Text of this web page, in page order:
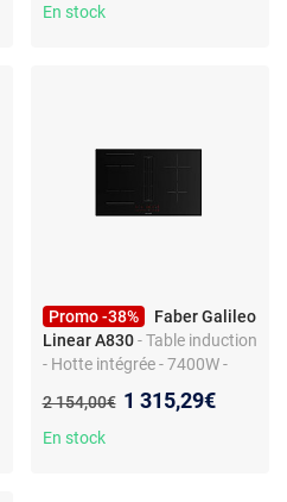
En stock
Promo -38%
Faber Galileo
Linear A830 - Table induction
- Hotte intégrée - 7400W -
graisse
Ancien prix :
2 154,00€ Nouveau prix :
1 315,29€
En stock